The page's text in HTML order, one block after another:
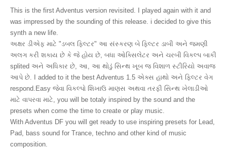
This is the first Adventus version revisited. I played again with it and
was impressed by the sounding of this release. i decided to give this
synth a new life.
અક્ષર ડીએફ માટે "ડબલ ફિલ્ટર" આ સંસ્કરણ બે ફિલ્ટર ડાબી અને જમણી
અલગ કરી શકાય છે કે જે હોય છે, બધા ઓક્સિલેટર અને ચરબી વિકલ્પ બાકી
splited અને અધિકાર છે, આ, આ થોડું સિન્થ ખૂબ જ વિશાળ સ્ટીરિયો અવાજ
આપે છે. I added to it the best Adventus 1.5 એક્સ હાથો અને ફિલ્ટર વેગ
respond.Easy જેવા વિકલ્પો શિખાઉ માણસ અથવા તરફી સિન્થ ખેલાડીઓ
માટે વાપરવા માટે, you will be totaly inspired by the sound and the
presets when come the time to create or play music.
With Adventus DF you will get ready to use inspiring presets for Lead,
Pad, bass sound for Trance, techno and other kind of music
composition.